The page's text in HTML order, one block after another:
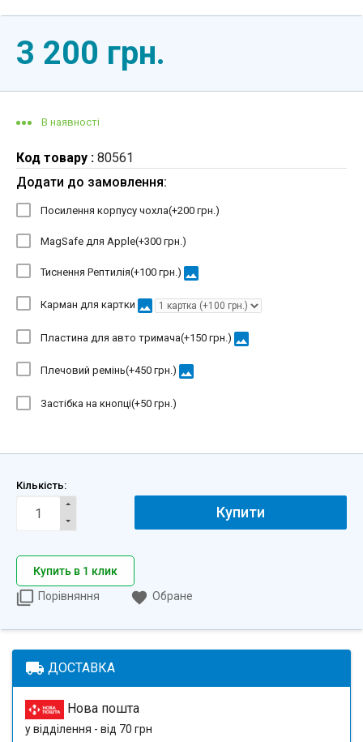
3 200 грн.
В наявності
Код товару : 80561
Додати до замовлення:
Посилення корпусу чохла(+200 грн.)
MagSafe для Apple(+300 грн.)
Тиснення Рептилія(+100 грн.) image
Карман для картки image
Пластина для авто тримача(+150 грн.) image
Плечовий ремінь(+450 грн.) image
Застібка на кнопці(+50 грн.)
Кількість:
Купити
Купить в 1 клик
Порівняння
Обране
local_shipping ДОСТАВКА
Нова пошта
у відділення - від 70 грн